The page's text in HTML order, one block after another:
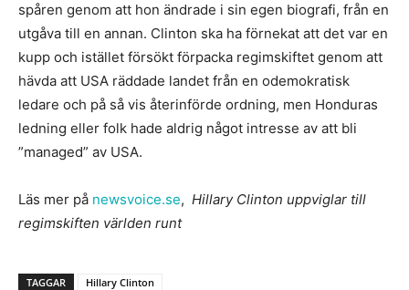
spåren genom att hon ändrade i sin egen biografi, från en
utgåva till en annan. Clinton ska ha förnekat att det var en
kupp och istället försökt förpacka regimskiftet genom att
hävda att USA räddade landet från en odemokratisk
ledare och på så vis återinförde ordning, men Honduras
ledning eller folk hade aldrig något intresse av att bli
”managed” av USA.
Läs mer på newsvoice.se, Hillary Clinton uppviglar till
regimskiften världen runt
TAGGAR Hillary Clinton